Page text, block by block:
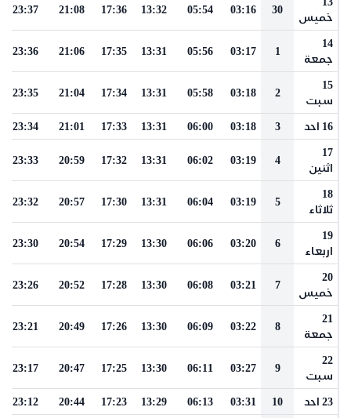
خميس
30
03:16
05:54
13:32
17:36
21:08
23:37
14
جمعة
1
03:17
05:56
13:31
17:35
21:06
23:36
15
سبت
2
03:18
05:58
13:31
17:34
21:04
23:35
16 احد 3
03:18
06:00
13:31
17:33
21:01
23:34
17
اثنين
4
03:19
06:02
13:31
17:32
20:59
23:33
18
ثلاثاء
5
03:19
06:04
13:31
17:30
20:57
23:32
19
اربعاء
6
03:20
06:06
13:30
17:29
20:54
23:30
20
خميس
7
03:21
06:08
13:30
17:28
20:52
23:26
21
جمعة
8
03:22
06:09
13:30
17:26
20:49
23:21
22
سبت
9
03:27
06:11
13:30
17:25
20:47
23:17
23 احد 10
03:31
06:13
13:29
17:23
20:44
23:12